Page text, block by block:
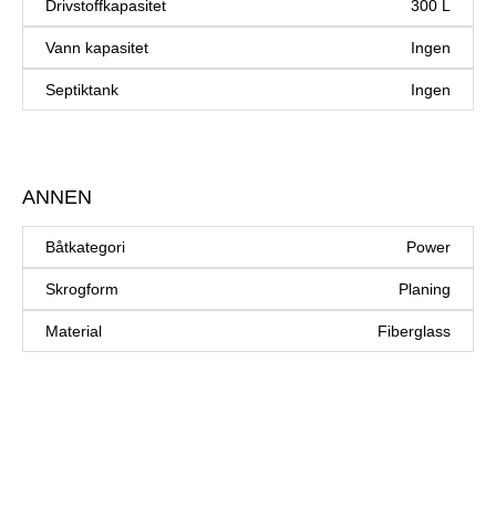
Drivstoffkapasitet 300 L
Vann kapasitet Ingen
Septiktank Ingen
ANNEN
Båtkategori Power
Skrogform Planing
Material Fiberglass